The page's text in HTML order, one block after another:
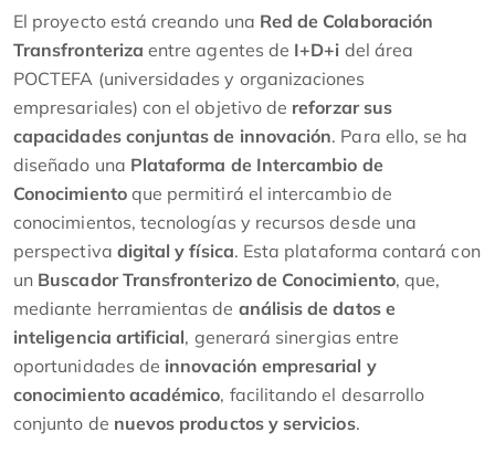
El proyecto está creando una Red de Colaboración
Transfronteriza entre agentes de I+D+i del área
POCTEFA (universidades y organizaciones
empresariales) con el objetivo de reforzar sus
capacidades conjuntas de innovación. Para ello, se ha
diseñado una Plataforma de Intercambio de
Conocimientoque permitirá el intercambio de
conocimientos, tecnologías y recursos desde una
perspectiva digital y física. Esta plataforma contará con
un Buscador Transfronterizo de Conocimiento, que,
mediante herramientas de análisis de datos e
inteligencia artificial, generará sinergias entre
oportunidades de innovación empresarial y
conocimiento académico, facilitando el desarrollo
conjunto de nuevos productos y servicios.